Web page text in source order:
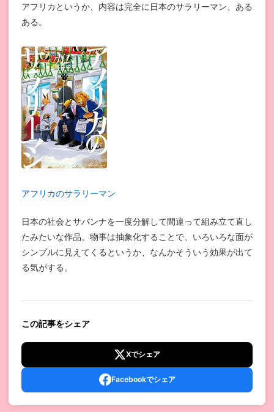
アフリカというか、内容は完全に日本のサラリーマン、ある
ある。
アフリカのサラリーマン
日本の社会とサバンナを一度分解して間違って組み立て直し
たみたいな作品。物事は抽象化することで、いろいろな面が
シンプルに見えてくるというか、なんかそういう効果が出て
る気がする。
この記事をシェア
Xでシェア
Facebookでシェア